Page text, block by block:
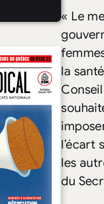
« Le
la
l’écart
les
du